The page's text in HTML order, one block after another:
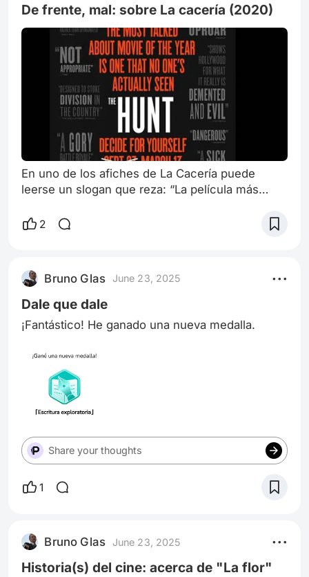
cultura egipcia pretendía la salvación del ser por
De frente, mal: sobre La cacería (2020)
En uno de los afiches de La Cacería puede
leerse un slogan que reza: “La película más
En agosto del 2019, el estudio Universal,
dos tiroteos masivos ocurridos en Estados
Unidos, en las ciudades de Dayton y El Paso. La
película iba a estrenarse en septiembre de ese
2
Bruno Glas June 23, 2025
Dale que dale
¡Fantástico! He ganado una nueva medalla.
Share your thoughts
1
Bruno Glas June 23, 2025
Historia(s) del cine: acerca de "La flor"